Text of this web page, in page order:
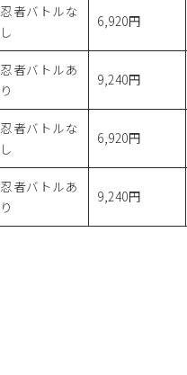
忍者バトルな
し
6,920円
忍者バトルあ
り
9,240円
忍者バトルな
し
6,920円
忍者バトルあ
り
9,240円